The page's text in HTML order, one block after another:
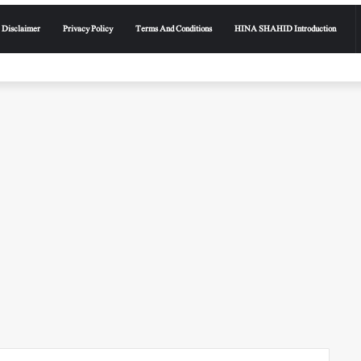
Disclaimer Privacy Policy Terms And Conditions HINA SHAHID Introduction